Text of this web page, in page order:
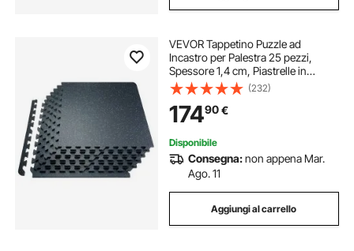
VEVOR Tappetino Puzzle ad
Incastro per Palestra 25 pezzi,
Spessore 1,4 cm, Piastrelle in
Schiuma EVA Gommata, Tappetino
da Palestra 61x61 cm, Copertura
9,3 m², Tappetino da Ginnastica,
Casa, Nero Blu
(232)
17490€
Disponibile
Consegna:non appena Mar.
Ago. 11
Aggiungi al carrello